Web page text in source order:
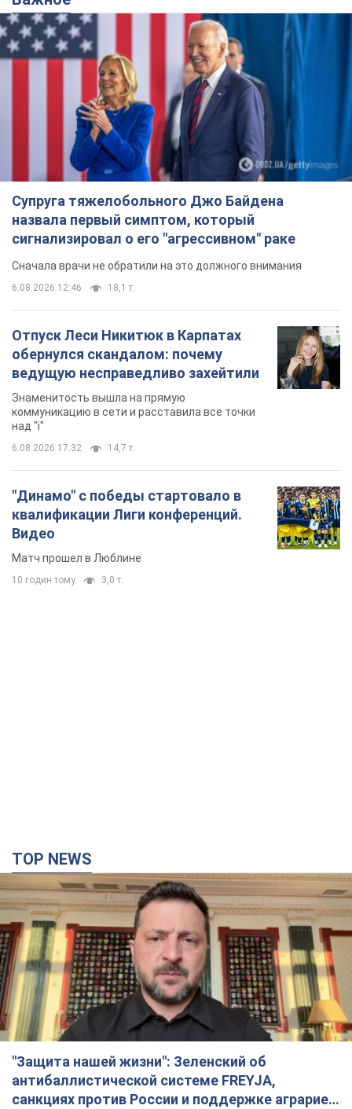
Супруга тяжелобольного Джо Байдена
назвала первый симптом, который
сигнализировал о его "агрессивном" раке
Сначала врачи не обратили на это должного внимания
6.08.2026 12:46 18,1 т.
Отпуск Леси Никитюк в Карпатах
обернулся скандалом: почему
ведущую несправедливо захейтили
Знаменитость вышла на прямую
коммуникацию в сети и расставила все точки
над "i"
6.08.2026 17:32 14,7 т.
"Динамо" с победы стартовало в
квалификации Лиги конференций.
Видео
Матч прошел в Люблине
10 годин тому 3,0 т.
TOP NEWS
"Защита нашей жизни": Зеленский об
антибаллистической системе FREYJA,
санкциях против России и поддержке аграриев.